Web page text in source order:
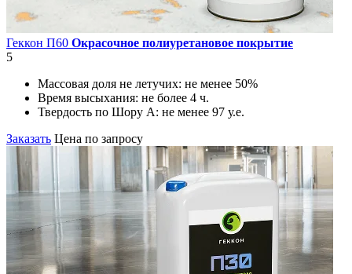
Геккон П60 Окрасочное полиуретановое покрытие
5
Массовая доля не летучих: не менее 50%
Время высыхания: не более 4 ч.
Твердость по Шору А: не менее 97 у.е.
Заказать Цена по запросу